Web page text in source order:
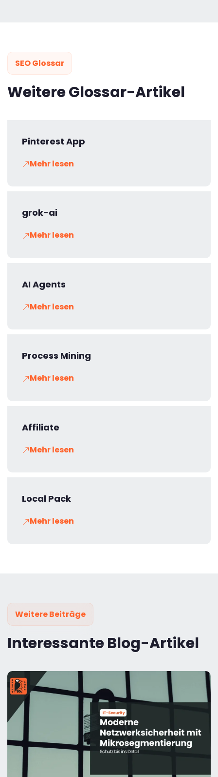
SEO Glossar
Weitere Glossar-Artikel
Pinterest App
Mehr lesen
grok-ai
Mehr lesen
AI Agents
Mehr lesen
Process Mining
Mehr lesen
Affiliate
Mehr lesen
Local Pack
Mehr lesen
Weitere Beiträge
Interessante Blog-Artikel